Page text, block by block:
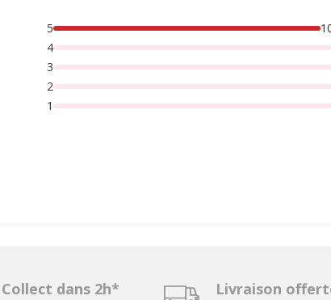
5
4
3
2
1
dans 2h* Livraison